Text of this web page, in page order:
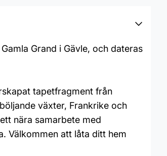
Grand i Gävle, och dateras
tapetfragment från
växter, Frankrike och
nära samarbete med
Välkommen att låta ditt hem